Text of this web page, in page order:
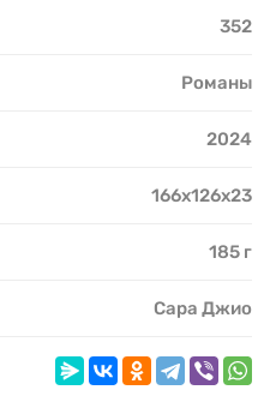
352
Романы
2024
166х126х23
185 г
Сара Джио